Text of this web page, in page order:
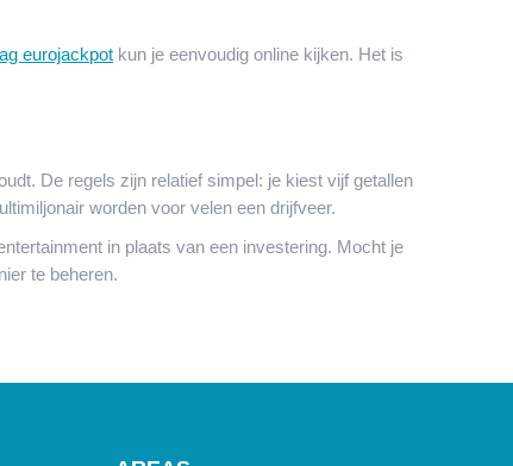
eurojackpot kun je eenvoudig online kijken. Het is
De regels zijn relatief simpel: je kiest vijf getallen
worden voor velen een drijfveer.
in plaats van een investering. Mocht je
te beheren.